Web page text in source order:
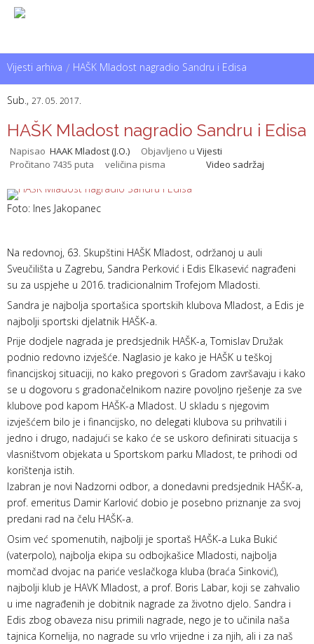
Vijesti arhiva / HAŠK Mladost nagradio Sandru i Edisa
Sub., 27. 05. 2017.
HAŠK Mladost nagradio Sandru i Edisa
Napisao HAAK Mladost (J.O.) Objavljeno u Vijesti
Pročitano 7435 puta
veličina pisma Video sadržaj
Foto: Ines Jakopanec
Na redovnoj, 63. Skupštini HAŠK Mladost, održanoj u auli
Sveučilišta u Zagrebu, Sandra Perković i Edis Elkasević nagrađeni
su za uspjehe u 2016. tradicionalnim Trofejom Mladosti.
Sandra je najbolja sportašica sportskih klubova Mladost, a Edis je
najbolji sportski djelatnik HAŠK-a.
Prije dodjele nagrada je predsjednik HAŠK-a, Tomislav Družak
podnio redovno izvješće. Naglasio je kako je HAŠK u teškoj
financijskoj situaciji, no kako pregovori s Gradom završavaju i kako
se u dogovoru s gradonačelnikom nazire povoljno rješenje za sve
klubove pod kapom HAŠK-a Mladost. U skladu s njegovim
izvješćem bilo je i financijsko, no delegati klubova su prihvatili i
jedno i drugo, nadajući se kako će se uskoro definirati situacija s
vlasništvom objekata u Sportskom parku Mladost, te prihodi od
korištenja istih.
Izabran je novi Nadzorni odbor, a donedavni predsjednik HAŠK-a,
prof. emeritus Damir Karlović dobio je posebno priznanje za svoj
predani rad na čelu HAŠK-a.
Osim već spomenutih, najbolji je sportaš HAŠK-a Luka Bukić
(vaterpolo), najbolja ekipa su odbojkašice Mladosti, najbolja
momčad dvojac na pariće veslačkoga kluba (braća Sinković),
najbolji klub je HAVK Mladost, a prof. Boris Labar, koji se zahvalio
u ime nagrađenih je dobitnik nagrade za životno djelo. Sandra i
Edis zbog obaveza nisu primili nagrade, nego je to učinila naša
tajnica Kornelija, no nagrade su vrlo vrijedne i za njih, ali i za naš